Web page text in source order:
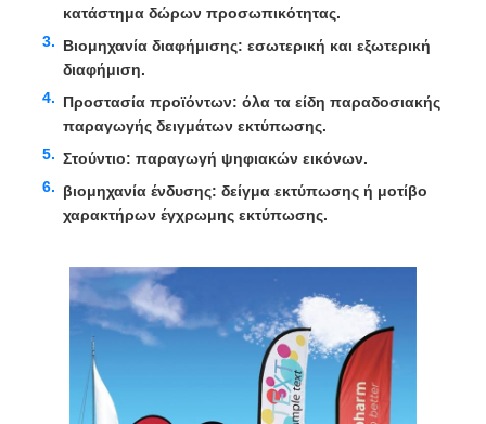
κατάστημα δώρων προσωπικότητας.
Βιομηχανία διαφήμισης: εσωτερική και εξωτερική
διαφήμιση.
Προστασία προϊόντων: όλα τα είδη παραδοσιακής
παραγωγής δειγμάτων εκτύπωσης.
Στούντιο: παραγωγή ψηφιακών εικόνων.
βιομηχανία ένδυσης: δείγμα εκτύπωσης ή μοτίβο
χαρακτήρων έγχρωμης εκτύπωσης.